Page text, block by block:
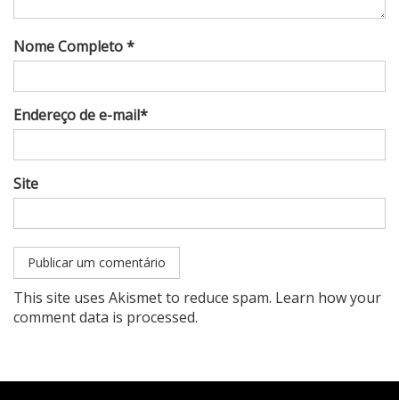
Nome Completo *
Endereço de e-mail*
Site
This site uses Akismet to reduce spam. Learn how your
comment data is processed.